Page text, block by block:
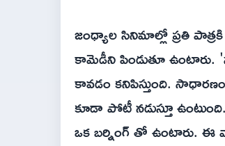
జంధ్యాల సినిమాల్లో ప్రతి
కామెడీని పిండుతూ ఉంటారు.
కావడం కనిపిస్తుంది.
కూడా పోటీ నడుస్తూ
ఒక బర్నింగ్ తో ఉంటారు.